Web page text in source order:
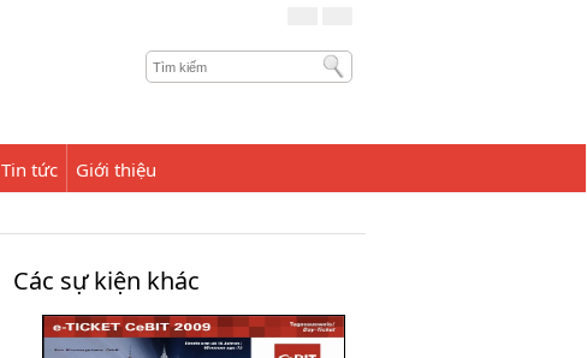
Tin tức
Giới thiệu
Các sự kiện khác